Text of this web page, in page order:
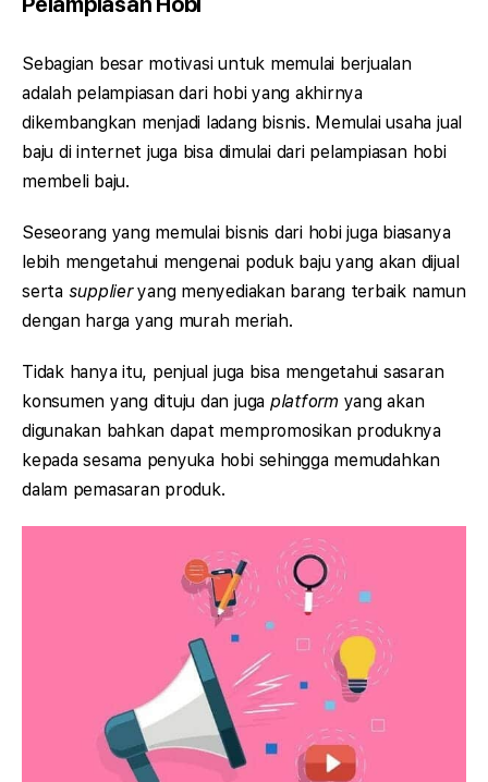
Sebagian besar motivasi untuk memulai berjualan
adalah pelampiasan dari hobi yang akhirnya
dikembangkan menjadi ladang bisnis. Memulai usaha jual
baju di internet juga bisa dimulai dari pelampiasan hobi
membeli baju.
Seseorang yang memulai bisnis dari hobi juga biasanya
lebih mengetahui mengenai poduk baju yang akan dijual
serta supplieryang menyediakan barang terbaik namun
dengan harga yang murah meriah.
Tidak hanya itu, penjual juga bisa mengetahui sasaran
konsumen yang dituju dan juga platform yang akan
digunakan bahkan dapat mempromosikan produknya
kepada sesama penyuka hobi sehingga memudahkan
dalam pemasaran produk.